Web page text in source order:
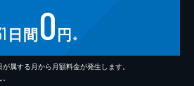
日間0円 ※
属する月から月額料金が発生します。